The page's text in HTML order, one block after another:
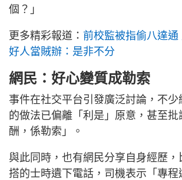
個？」
更多精彩報道： 前校監被指偷八達通
好人當賊辦：是非不分
網民：好心變質成勒索
事件在社交平台引發廣泛討論，不少
的做法已偏離「利是」原意，甚至批
酬，係勒索」。
與此同時，也有網民分享自身經歷，
搭的士時遺下電話，司機表示「專程